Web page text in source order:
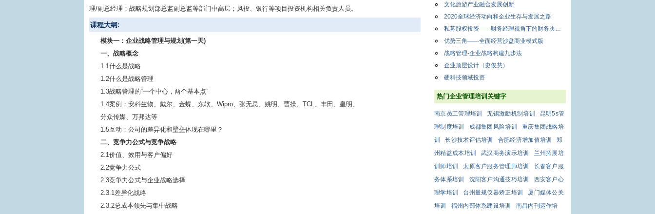
文化旅游产业融合发展创新
2020全球经济动向和企业生存与发展之路
私募股权投资——财务经理视角下的财务决策、会计处理与税法规定
优势三角——全面经营沙盘商业模式版
战略管理-企业战略构建九步法
企业顶层设计（史俊慧）
硬科技领域投资
热门企业管理培训关键字
南京员工管理培训 无锡激励机制培训
昆明5s管
理制度培训
成都集团风险培训
重庆集团战略培
训
长沙技术评估培训 合肥经济增加值培训
郑
州精益成本培训
武汉商务演示培训
兰州拓展培
训师培训
太原客户服务管理师培训
长春客户服
务体系培训
沈阳客户沟通技巧培训
西安客户心
理学培训
台州量规仪器矫正培训
厦门媒体公关
培训
福州内部体系建设培训
南昌内刊运作培
理/副总经理；战略规划部总监副总监等部门中高层；风投、银行等项目投资机构相关负责人员。
课程大纲:
模块一：企业战略管理与规划(第一天)
一、战略概念
1.1什么是战略
1.2什么是战略管理
1.3战略管理的“一个中心，两个基本点”
1.4案例：安科生物、戴尔、金蝶、东软、Wipro、张无忌、姚明、曹操、TCL、丰田、皇明、
分众传媒、万邦达等
1.5互动：公司的差异化和壁垒体现在哪里？
二、竞争力公式与竞争战略
2.1价值、效用与客户偏好
2.2竞争力公式
2.3竞争力公式与企业战略选择
2.3.1差异化战略
2.3.2总成本领先与集中战略